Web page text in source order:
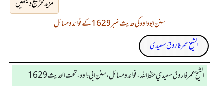
مزید تخریج دیکھیں
سنن ابوداود کی حدیث نمبر 1629 کے فوائد و مسائل
الشیخ عمر فاروق سعیدی
الشيخ عمر فاروق سعيدي حفظ الله، فوائد و مسائل، سنن ابي داود ، تحت الحديث 1629